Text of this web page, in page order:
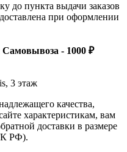
до пункта выдачи заказов
при оформлении
- 1000 ₽
3 этаж
качества,
характеристикам, вам
доставки в размере
РФ).